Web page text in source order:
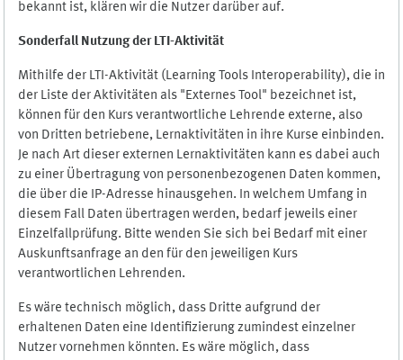
bekannt ist, klären wir die Nutzer darüber auf.
Sonderfall Nutzung der LTI-Aktivität
Mithilfe der LTI-Aktivität (Learning Tools Interoperability), die in
der Liste der Aktivitäten als "Externes Tool" bezeichnet ist,
können für den Kurs verantwortliche Lehrende externe, also
von Dritten betriebene, Lernaktivitäten in ihre Kurse einbinden.
Je nach Art dieser externen Lernaktivitäten kann es dabei auch
zu einer Übertragung von personenbezogenen Daten kommen,
die über die IP-Adresse hinausgehen. In welchem Umfang in
diesem Fall Daten übertragen werden, bedarf jeweils einer
Einzelfallprüfung. Bitte wenden Sie sich bei Bedarf mit einer
Auskunftsanfrage an den für den jeweiligen Kurs
verantwortlichen Lehrenden.
Es wäre technisch möglich, dass Dritte aufgrund der
erhaltenen Daten eine Identifizierung zumindest einzelner
Nutzer vornehmen könnten. Es wäre möglich, dass